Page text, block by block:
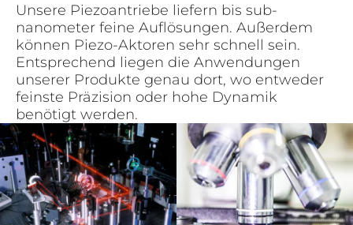
Unsere Piezoantriebe liefern bis sub-
nanometer feine Auflösungen. Außerdem
können Piezo-Aktoren sehr schnell sein.
Entsprechend liegen die Anwendungen
unserer Produkte genau dort, wo entweder
feinste Präzision oder hohe Dynamik
benötigt werden.